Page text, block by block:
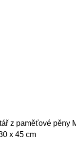
z paměťové pěny
x 45 cm